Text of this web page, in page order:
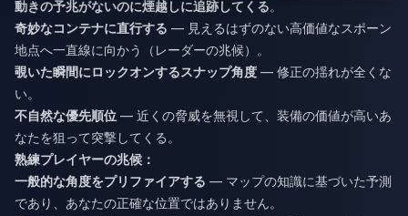
動きの予兆がないのに煙越しに追跡してくる。
奇妙なコンテナに直行する — 見えるはずのない高価値なスポーン
地点へ一直線に向かう（レーダーの兆候）。
覗いた瞬間にロックオンするスナップ角度 — 修正の揺れが全くな
い。
不自然な優先順位 — 近くの脅威を無視して、装備の価値が高いあ
なたを狙って突撃してくる。
熟練プレイヤーの兆候：
一般的な角度をプリファイアする — マップの知識に基づいた予測
であり、あなたの正確な位置ではありません。